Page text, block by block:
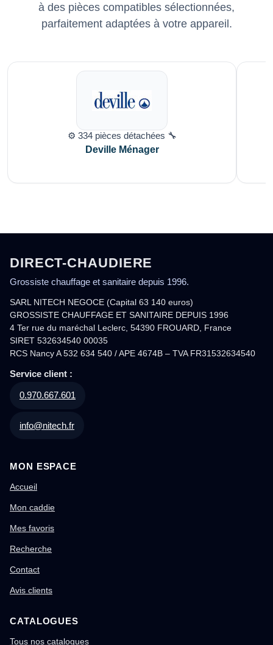
à des pièces compatibles sélectionnées,
parfaitement adaptées à votre appareil.
⚙️ 334 pièces détachées 🔧
Deville Ménager
DIRECT-CHAUDIERE
Grossiste chauffage et sanitaire depuis 1996.
SARL NITECH NEGOCE (Capital 63 140 euros)
GROSSISTE CHAUFFAGE ET SANITAIRE DEPUIS 1996
4 Ter rue du maréchal Leclerc, 54390 FROUARD, France
SIRET 532634540 00035
RCS Nancy A 532 634 540 / APE 4674B – TVA FR31532634540
Service client :
0.970.667.601
info@nitech.fr
MON ESPACE
Accueil
Mon caddie
Mes favoris
Recherche
Contact
Avis clients
CATALOGUES
Tous nos catalogues